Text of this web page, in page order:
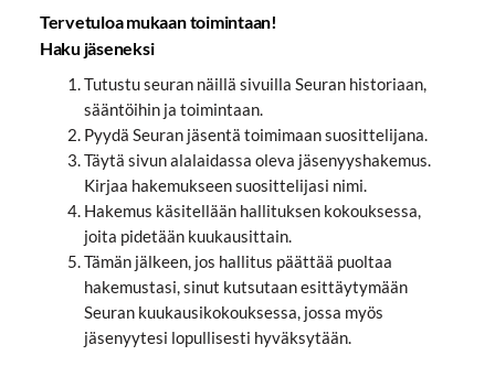
Tervetuloa mukaan toimintaan!
Haku jäseneksi
Tutustu seuran näillä sivuilla Seuran historiaan,
sääntöihin ja toimintaan.
Pyydä Seuran jäsentä toimimaan suosittelijana.
Täytä sivun alalaidassa oleva jäsenyyshakemus.
Kirjaa hakemukseen suosittelijasi nimi.
Hakemus käsitellään hallituksen kokouksessa,
joita pidetään kuukausittain.
Tämän jälkeen, jos hallitus päättää puoltaa
hakemustasi, sinut kutsutaan esittäytymään
Seuran kuukausikokouksessa, jossa myös
jäsenyytesi lopullisesti hyväksytään.